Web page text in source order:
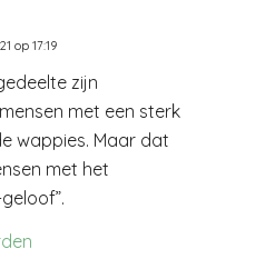
op 17:19
zijn
met een sterk
wappies. Maar dat
met het